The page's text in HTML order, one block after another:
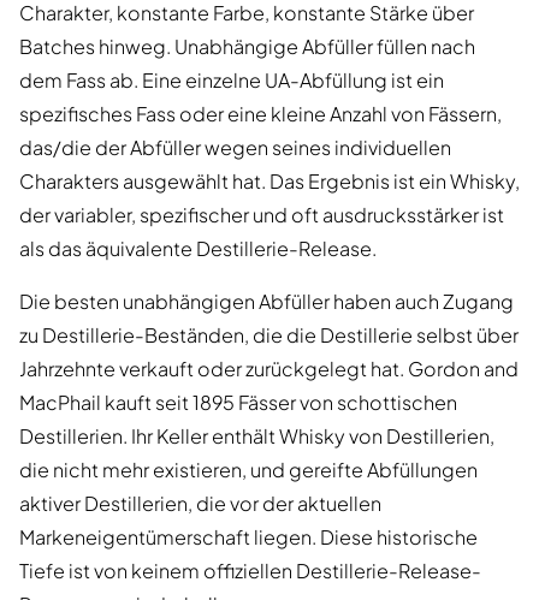
Charakter, konstante Farbe, konstante Stärke über
Batches hinweg. Unabhängige Abfüller füllen nach
dem Fass ab. Eine einzelne UA-Abfüllung ist ein
spezifisches Fass oder eine kleine Anzahl von Fässern,
das/die der Abfüller wegen seines individuellen
Charakters ausgewählt hat. Das Ergebnis ist ein Whisky,
der variabler, spezifischer und oft ausdrucksstärker ist
als das äquivalente Destillerie-Release.
Die besten unabhängigen Abfüller haben auch Zugang
zu Destillerie-Beständen, die die Destillerie selbst über
Jahrzehnte verkauft oder zurückgelegt hat. Gordon and
MacPhail kauft seit 1895 Fässer von schottischen
Destillerien. Ihr Keller enthält Whisky von Destillerien,
die nicht mehr existieren, und gereifte Abfüllungen
aktiver Destillerien, die vor der aktuellen
Markeneigentümerschaft liegen. Diese historische
Tiefe ist von keinem offiziellen Destillerie-Release-